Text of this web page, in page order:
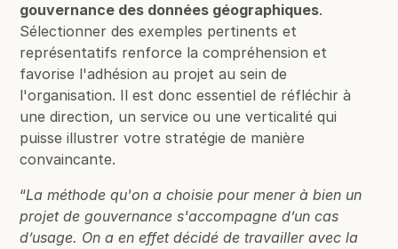
gouvernance des données géographiques.
Sélectionner des exemples pertinents et
représentatifs renforce la compréhension et
favorise l'adhésion au projet au sein de
l'organisation. Il est donc essentiel de réfléchir à
une direction, un service ou une verticalité qui
puisse illustrer votre stratégie de manière
convaincante.
“La méthode qu'on a choisie pour mener à bien un
projet de gouvernance s'accompagne d’un cas
d’usage. On a en effet décidé de travailler avec la